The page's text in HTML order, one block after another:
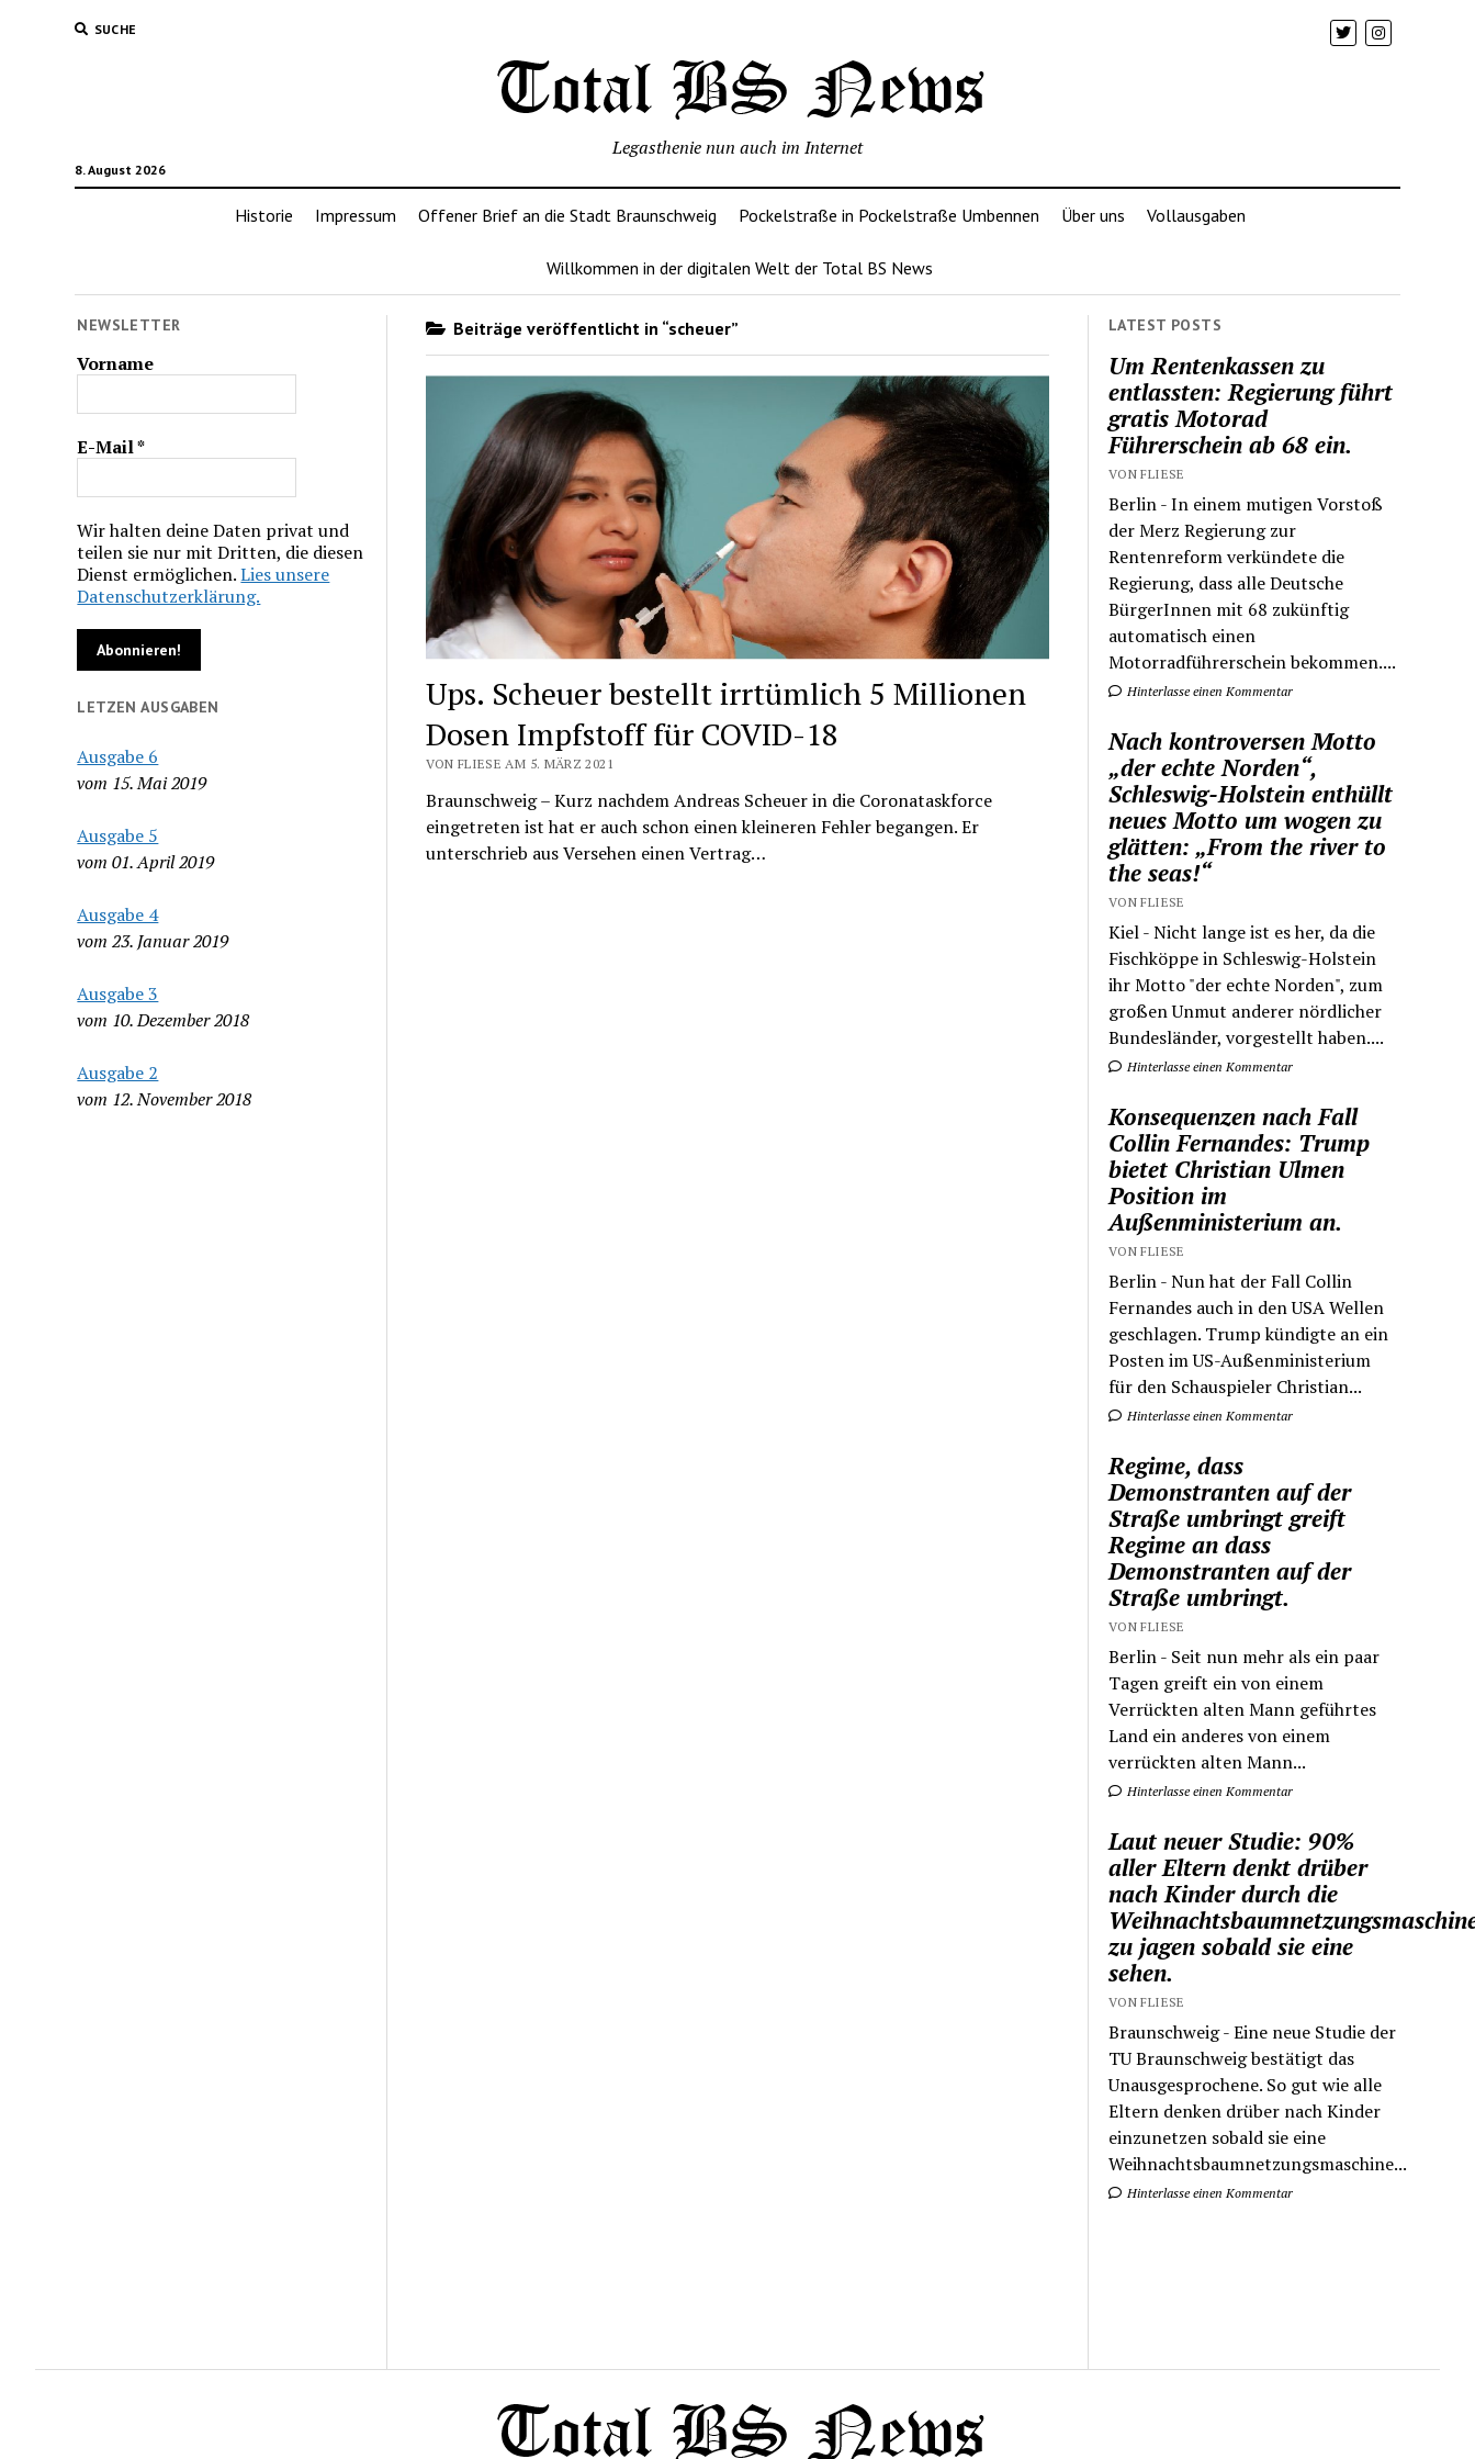
SUCHE
8. August 2026
Legasthenie nun auch im Internet
Historie Impressum Offener Brief an die Stadt Braunschweig Pockelstraße in Pockelstraße Umbennen Über uns Vollausgaben
Willkommen in der digitalen Welt der Total BS News
NEWSLETTER
Vorname
E-Mail*
Wir halten deine Daten privat und
teilen sie nur mit Dritten, die diesen
Dienst ermöglichen.Lies unsere
Datenschutzerklärung.
LETZEN AUSGABEN
Ausgabe 6
vom 15. Mai 2019
Ausgabe 5
vom 01. April 2019
Ausgabe 4
vom 23. Januar 2019
Ausgabe 3
vom 10. Dezember 2018
Ausgabe 2
vom 12. November 2018
Beiträge veröffentlicht in “scheuer”
Ups. Scheuer bestellt irrtümlich 5 Millionen
Dosen Impfstoff für COVID-18
VON FLIESE AM 5. MÄRZ 2021
Braunschweig – Kurz nachdem Andreas Scheuer in die Coronataskforce
eingetreten ist hat er auch schon einen kleineren Fehler begangen. Er
unterschrieb aus Versehen einen Vertrag…
LATEST POSTS
Um Rentenkassen zu
entlassten: Regierung führt
gratis Motorad
Führerschein ab 68 ein.
VON FLIESE
Berlin - In einem mutigen Vorstoß
der Merz Regierung zur
Rentenreform verkündete die
Regierung, dass alle Deutsche
BürgerInnen mit 68 zukünftig
automatisch einen
Motorradführerschein bekommen....
Hinterlasse einen Kommentar
Nach kontroversen Motto
„der echte Norden“,
Schleswig-Holstein enthüllt
neues Motto um wogen zu
glätten: „From the river to
the seas!“
VON FLIESE
Kiel - Nicht lange ist es her, da die
Fischköppe in Schleswig-Holstein
ihr Motto "der echte Norden", zum
großen Unmut anderer nördlicher
Bundesländer, vorgestellt haben....
Hinterlasse einen Kommentar
Konsequenzen nach Fall
Collin Fernandes: Trump
bietet Christian Ulmen
Position im
Außenministerium an.
VON FLIESE
Berlin - Nun hat der Fall Collin
Fernandes auch in den USA Wellen
geschlagen. Trump kündigte an ein
Posten im US-Außenministerium
für den Schauspieler Christian...
Hinterlasse einen Kommentar
Regime, dass
Demonstranten auf der
Straße umbringt greift
Regime an dass
Demonstranten auf der
Straße umbringt.
VON FLIESE
Berlin - Seit nun mehr als ein paar
Tagen greift ein von einem
Verrückten alten Mann geführtes
Land ein anderes von einem
verrückten alten Mann...
Hinterlasse einen Kommentar
Laut neuer Studie: 90%
aller Eltern denkt drüber
nach Kinder durch die
zu jagen sobald sie eine
sehen.
VON FLIESE
Braunschweig - Eine neue Studie der
TU Braunschweig bestätigt das
Unausgesprochene. So gut wie alle
Eltern denken drüber nach Kinder
einzunetzen sobald sie eine
Weihnachtsbaumnetzungsmaschine...
Hinterlasse einen Kommentar